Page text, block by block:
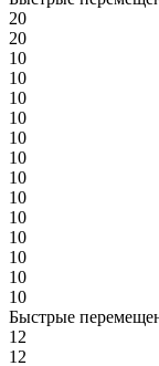
20
20
10
10
10
10
10
10
10
10
10
10
10
10
10
Быстрые
12
12